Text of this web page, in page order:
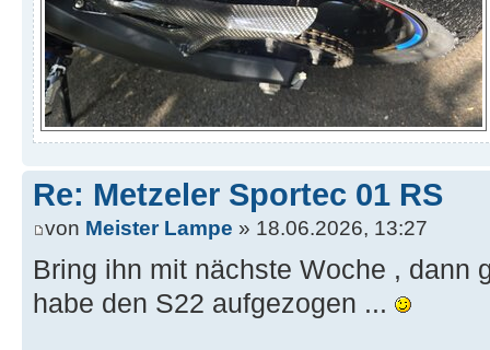
Re: Metzeler Sportec 01 RS
von Meister Lampe » 18.06.2026, 13:27
Bring ihn mit nächste Woche , dann
habe den S22 aufgezogen ...